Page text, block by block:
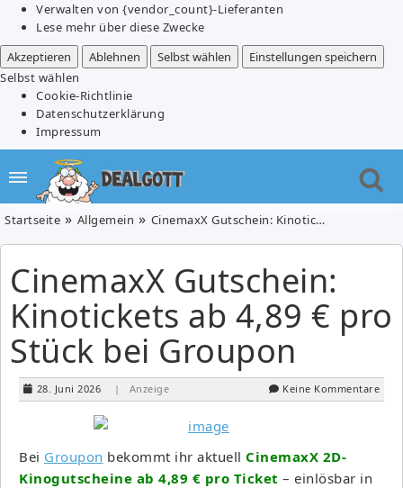
Verwalten von {vendor_count}-Lieferanten
Lese mehr über diese Zwecke
Akzeptieren
Ablehnen Selbst wählen
Einstellungen speichern
Selbst wählen
Cookie-Richtlinie
Datenschutzerklärung
Impressum
Startseite Allgemein CinemaxX Gutschein: Kinotickets ab 4,89 € pro Stück bei Groupon
CinemaxX Gutschein:
Kinotickets ab 4,89 € pro
Stück bei Groupon
28. Juni 2026 | Anzeige Keine Kommentare
Bei Groupon bekommt ihr aktuell CinemaxX 2D-
Kinogutscheine ab 4,89 € pro Ticket – einlösbar in